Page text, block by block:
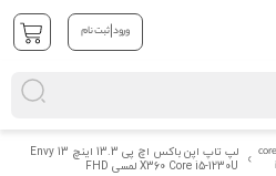
ورود|ثبت نام
لپ تاپ اپن باکس اچ پی 13.3 اینچ Envy 13
X360 Core i5-1230U لمسی FHD